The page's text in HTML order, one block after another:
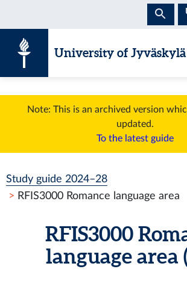
University of Jyväskylä
Note: This is an archived version
updated.
To the latest guide
Study guide 2024–28
RFIS3000 Romance language area
RFIS3000
language area